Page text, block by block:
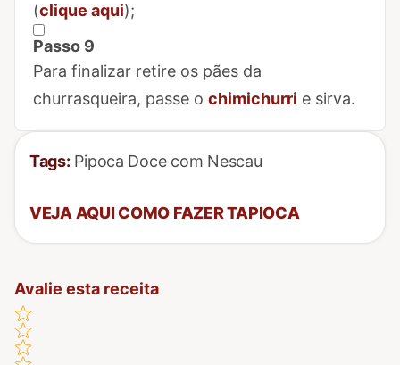
(clique aqui);
Passo 9
Marcar Passo 9 como concluído
Para finalizar retire os pães da
churrasqueira, passe o chimichurri e sirva.
Tags: Pipoca Doce com Nescau
VEJA AQUI COMO FAZER TAPIOCA
Avalie esta receita